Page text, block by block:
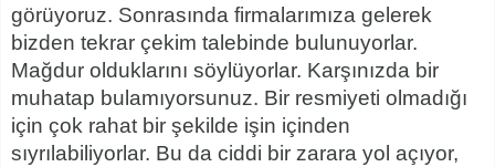
görüyoruz. Sonrasında firmalarımıza gelerek
bizden tekrar çekim talebinde bulunuyorlar.
Mağdur olduklarını söylüyorlar. Karşınızda bir
muhatap bulamıyorsunuz. Bir resmiyeti olmadığı
için çok rahat bir şekilde işin içinden
sıyrılabiliyorlar. Bu da ciddi bir zarara yol açıyor,